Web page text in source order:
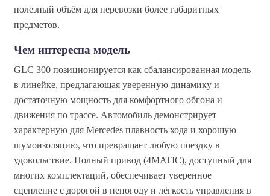
полезный объём для перевозки более габаритных
предметов.
Чем интересна модель
GLC 300 позиционируется как сбалансированная модель
в линейке, предлагающая уверенную динамику и
достаточную мощность для комфортного обгона и
движения по трассе. Автомобиль демонстрирует
характерную для Mercedes плавность хода и хорошую
шумоизоляцию, что превращает любую поездку в
удовольствие. Полный привод (4MATIC), доступный для
многих комплектаций, обеспечивает уверенное
сцепление с дорогой в непогоду и лёгкость управления в